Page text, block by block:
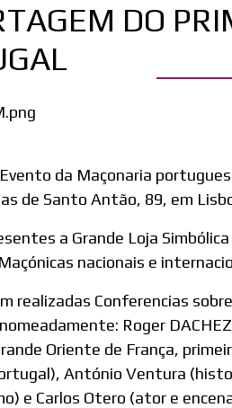
DO
da Maçonaria
de Santo Antão, 89, em
a Grande Loja
nacionais e
realizadas Conferencias
Roger
Oriente de França,
António Ventura
e Carlos Otero (ator e